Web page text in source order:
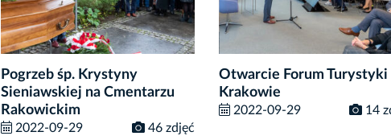
Pogrzeb śp. Krystyny
Sieniawskiej na Cmentarzu
Rakowickim
2022-09-29 46 zdjęć
Otwarcie Forum Turystyki
Krakowie
2022-09-29 14